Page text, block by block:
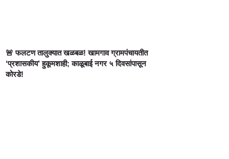
🚨 फलटण तालुक्यात खळबळ! खामगाव ग्रामपंचायतीत
‘प्रशासकीय’ हुकूमशाही; काळूबाई नगर ५ दिवसांपासून
कोरडे!